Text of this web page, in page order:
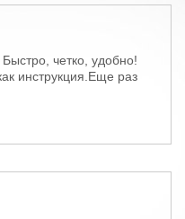
четко, удобно!
инструкция.Еще раз